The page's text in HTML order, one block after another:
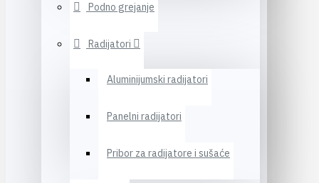
Podno grejanje
Radijatori
Aluminijumski radijatori
Panelni radijatori
Pribor za radijatore i sušaće